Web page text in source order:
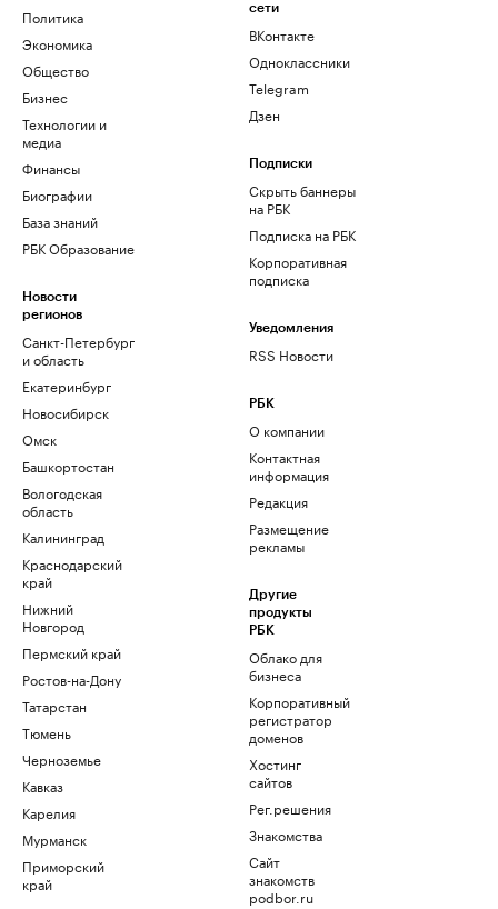
Политика
Экономика
Общество
Бизнес
Технологии и
медиа
Финансы
Биографии
База знаний
РБК Образование
Новости
регионов
Санкт-Петербург
и область
Екатеринбург
Новосибирск
Омск
Башкортостан
Вологодская
область
Калининград
Краснодарский
край
Нижний
Новгород
Пермский край
Ростов-на-Дону
Татарстан
Тюмень
Черноземье
Кавказ
Карелия
Мурманск
Приморский
край
сети
ВКонтакте
Одноклассники
Telegram
Дзен
Подписки
Скрыть баннеры
на РБК
Подписка на РБК
Корпоративная
подписка
Уведомления
RSS Новости
РБК
О компании
Контактная
информация
Редакция
Размещение
рекламы
Другие
продукты
РБК
Облако для
бизнеса
Корпоративный
регистратор
доменов
Хостинг
сайтов
Рег.решения
Знакомства
Сайт
знакомств
podbor.ru